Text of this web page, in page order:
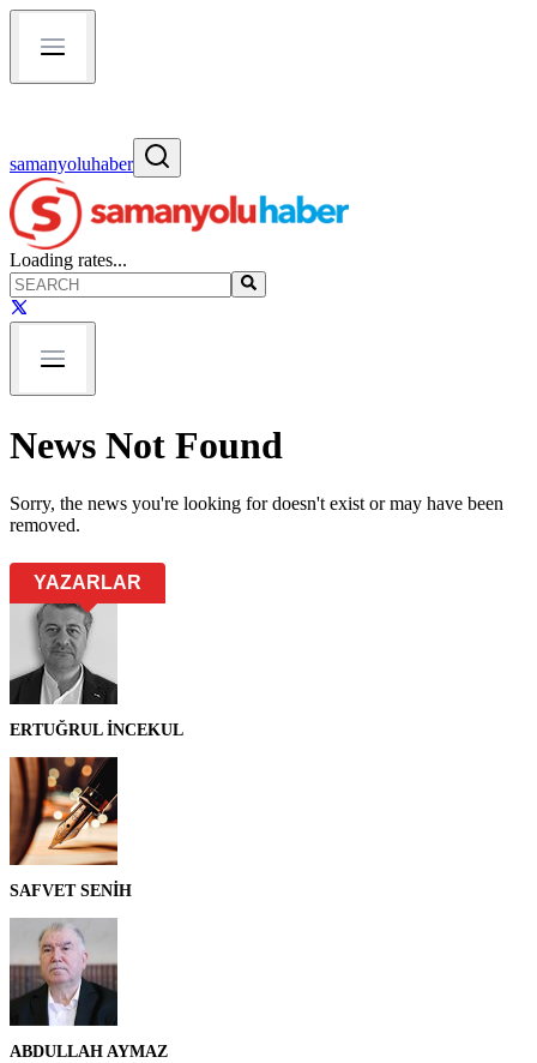
samanyoluhaber
Loading rates...
News Not Found
Sorry, the news you're looking for doesn't exist or may have been
removed.
YAZARLAR
ERTUĞRUL İNCEKUL
SAFVET SENİH
ABDULLAH AYMAZ